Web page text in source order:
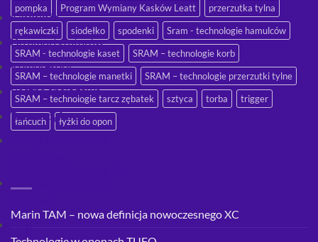
Kardridże
Do amortyzatorów
Kompresory
Ręczne analogowe
Ręczne cyfrowe
pompka
Program Wymiany Kasków Leatt
przerzutka tylna
rękawiczki
siodełko spodenki
Sram - technologie hamulców
SRAM - technologie kaset
SRAM – technologie korb
SRAM – technologie manetki
SRAM – technologie przerzutki tylne
SRAM – technologie tarcz zębatek
sztyca torba
trigger
łańcuch
łyżki do opon
Marin TAM – nowa definicja nowoczesnego XC